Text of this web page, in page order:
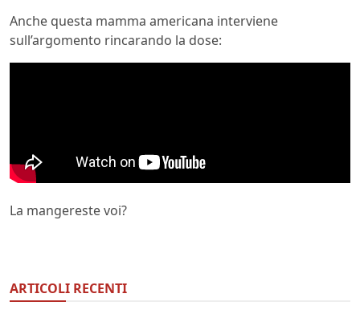
Anche questa mamma americana interviene
sull’argomento rincarando la dose:
La mangereste voi?
ARTICOLI RECENTI